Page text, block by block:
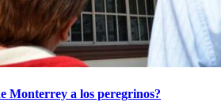
Monterrey a los peregrinos?